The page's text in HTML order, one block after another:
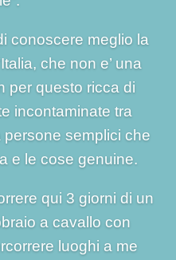
conoscere meglio la
che non e’ una
per questo ricca di
incontaminate tra
semplici che
e le cose genuine.
qui 3 giorni di un
a cavallo con
luoghi a me